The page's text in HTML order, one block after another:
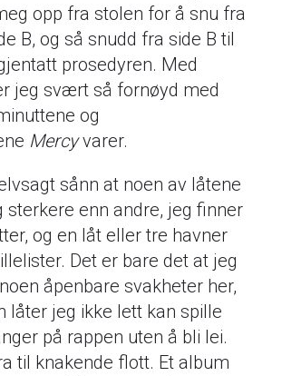
opp fra stolen for å snu fra
B, og så snudd fra side B til
prosedyren. Med
jeg svært så fornøyd med
og
Mercyvarer.
sånn at noen av låtene
enn andre, jeg finner
og en låt eller tre havner
Det er bare det at jeg
åpenbare svakheter her,
låter jeg ikke lett kan spille
på rappen uten å bli lei.
til knakende flott. Et album